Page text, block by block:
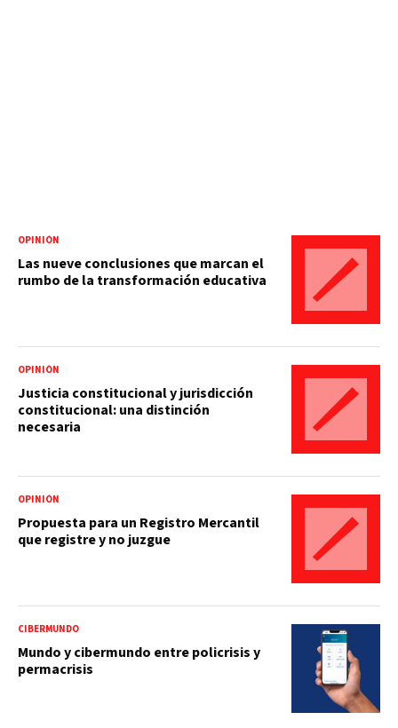
OPINIÓN
Las nueve conclusiones que marcan el
rumbo de la transformación educativa
OPINIÓN
Justicia constitucional y jurisdicción
constitucional: una distinción
necesaria
OPINIÓN
Propuesta para un Registro Mercantil
que registre y no juzgue
CIBERMUNDO
Mundo y cibermundo entre policrisis y
permacrisis